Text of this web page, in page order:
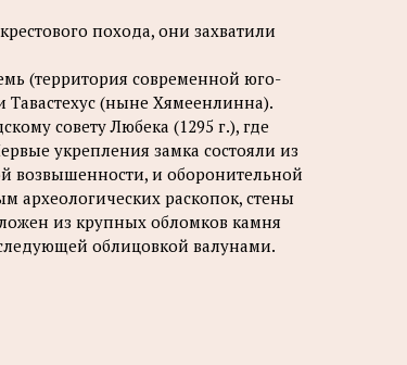
похода, они захватили
(территория современной юго-
(ныне Хямеенлинна).
совету Любека (1295 г.), где
укрепления замка состояли из
возвышенности, и оборонительной
археологических раскопок, стены
из крупных обломков камня
облицовкой валунами.